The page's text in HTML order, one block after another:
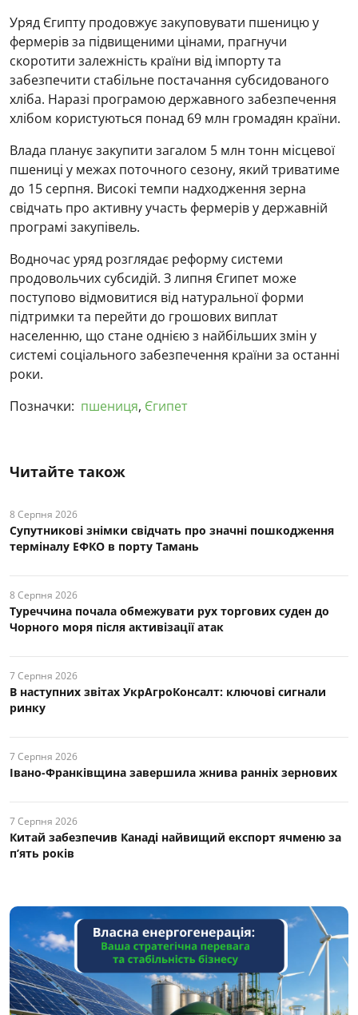
Уряд Єгипту продовжує закуповувати пшеницю у
фермерів за підвищеними цінами, прагнучи
скоротити залежність країни від імпорту та
забезпечити стабільне постачання субсидованого
хліба. Наразі програмою державного забезпечення
хлібом користуються понад 69 млн громадян країни.
Влада планує закупити загалом 5 млн тонн місцевої
пшениці у межах поточного сезону, який триватиме
до 15 серпня. Високі темпи надходження зерна
свідчать про активну участь фермерів у державній
програмі закупівель.
Водночас уряд розглядає реформу системи
продовольчих субсидій. З липня Єгипет може
поступово відмовитися від натуральної форми
підтримки та перейти до грошових виплат
населенню, що стане однією з найбільших змін у
системі соціального забезпечення країни за останні
роки.
Позначки: пшениця, Єгипет
Читайте також
8 Серпня 2026
Супутникові знімки свідчать про значні пошкодження
терміналу ЕФКО в порту Тамань
8 Серпня 2026
Туреччина почала обмежувати рух торгових суден до
Чорного моря після активізації атак
7 Серпня 2026
В наступних звітах УкрАгроКонсалт: ключові cигнали
ринку
7 Серпня 2026
Івано-Франківщина завершила жнива ранніх зернових
7 Серпня 2026
Китай забезпечив Канаді найвищий експорт ячменю за
п’ять років